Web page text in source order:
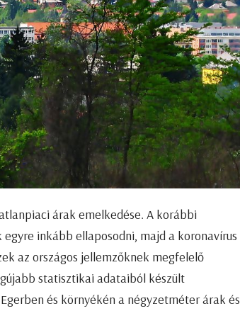
árak emelkedése. A korábbi
inkább ellaposodni, majd a koronavírus
az országos jellemzőknek megfelelő
statisztikai adataiból készült
és környékén a négyzetméter árak és